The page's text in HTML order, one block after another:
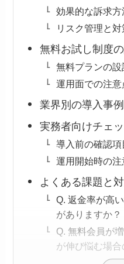
効果的な訴求方
リスク管理と対
無料お試し制度
無料プランの設
運用面での注意
業界別の導入事例
実務者向けチェ
導入前の確認項
運用開始時の注
よくある課題と
Q. 返金率が高
がありますか？
Q. 無料会員が
が伸び悩む場合